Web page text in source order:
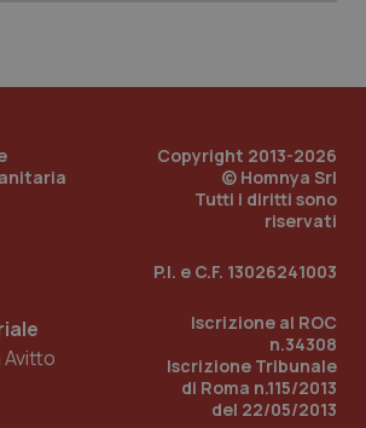
& Testa Collo
Avitto
Copyright 2013-2026
© Homnya Srl
Tutti i diritti sono
riservati
P.I. e C.F. 13026241003
Iscrizione al ROC
n.34308
Iscrizione Tribunale
di Roma n.115/2013
del 22/05/2013
ironfish-
2
www.quotidianosanita.it
2